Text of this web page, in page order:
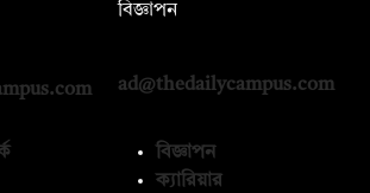
বিজ্ঞাপন
ad@thedailycampus.com
বিজ্ঞাপন
ক্যারিয়ার